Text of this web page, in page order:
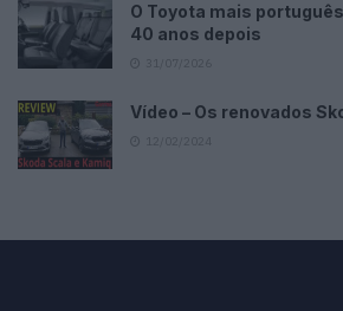
O Toyota mais
40 anos depois
Vídeo – Os renovados